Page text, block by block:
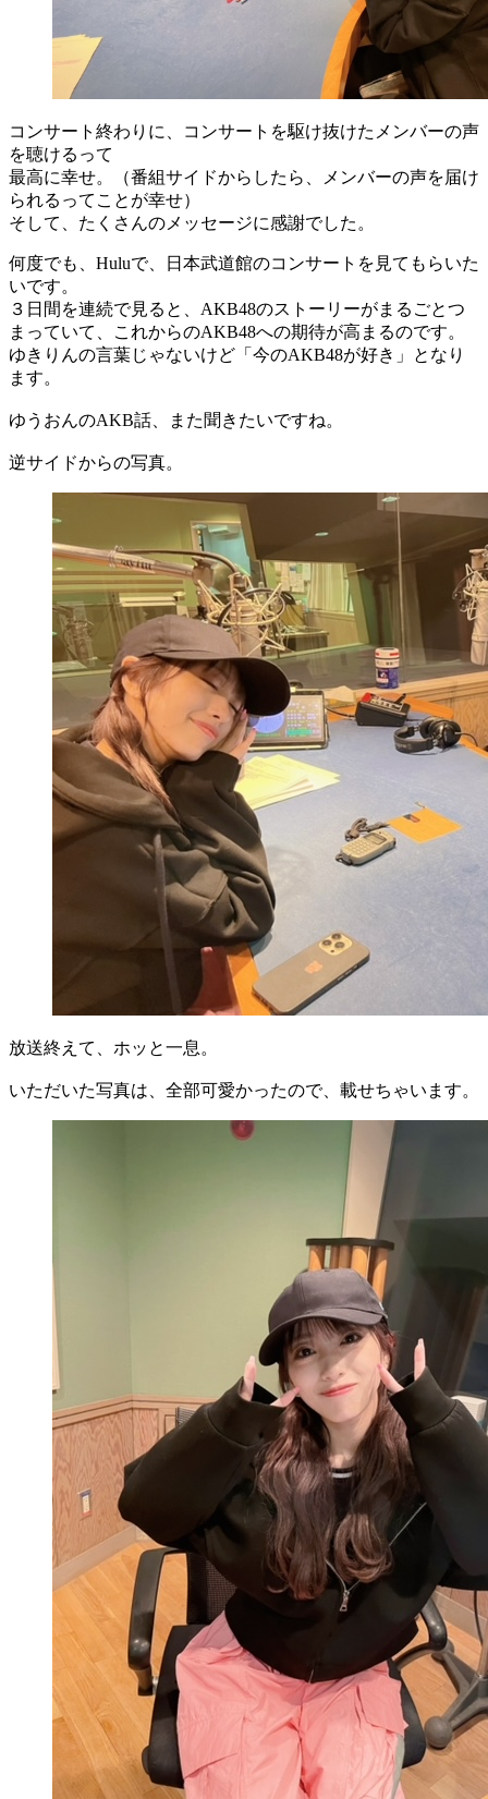
コンサート終わりに、コンサートを駆け抜けたメンバーの声
を聴けるって
最高に幸せ。（番組サイドからしたら、メンバーの声を届け
られるってことが幸せ）
そして、たくさんのメッセージに感謝でした。
何度でも、Huluで、日本武道館のコンサートを見てもらいた
いです。
３日間を連続で見ると、AKB48のストーリーがまるごとつ
まっていて、これからのAKB48への期待が高まるのです。
ゆきりんの言葉じゃないけど「今のAKB48が好き」となり
ます。
ゆうおんのAKB話、また聞きたいですね。
逆サイドからの写真。
放送終えて、ホッと一息。
いただいた写真は、全部可愛かったので、載せちゃいます。